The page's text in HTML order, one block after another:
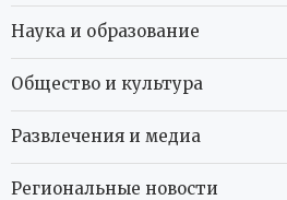
Наука и образование
Общество и культура
Развлечения и медиа
Региональные новости